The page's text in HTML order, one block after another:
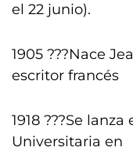
el 22 junio).
1905 ???Nace
escritor francés
1918 ???Se
Universitaria en